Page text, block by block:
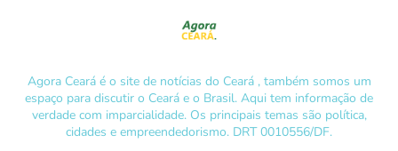
Agora Ceará é o site de notícias do Ceará , também somos um
espaço para discutir o Ceará e o Brasil. Aqui tem informação de
verdade com imparcialidade. Os principais temas são política,
cidades e empreendedorismo. DRT 0010556/DF.